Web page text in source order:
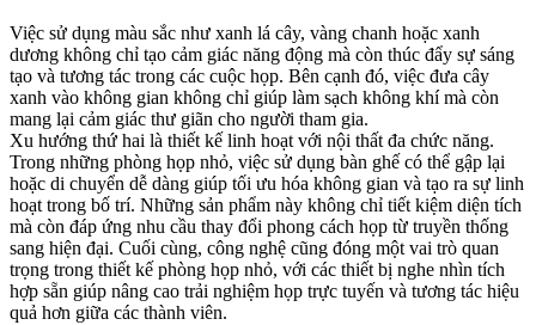
Việc sử dụng màu sắc như xanh lá cây, vàng chanh hoặc xanh
dương không chỉ tạo cảm giác năng động mà còn thúc đẩy sự sáng
tạo và tương tác trong các cuộc họp. Bên cạnh đó, việc đưa cây
xanh vào không gian không chỉ giúp làm sạch không khí mà còn
mang lại cảm giác thư giãn cho người tham gia.
Xu hướng thứ hai là thiết kế linh hoạt với nội thất đa chức năng.
Trong những phòng họp nhỏ, việc sử dụng bàn ghế có thể gập lại
hoặc di chuyển dễ dàng giúp tối ưu hóa không gian và tạo ra sự linh
hoạt trong bố trí. Những sản phẩm này không chỉ tiết kiệm diện tích
mà còn đáp ứng nhu cầu thay đổi phong cách họp từ truyền thống
sang hiện đại. Cuối cùng, công nghệ cũng đóng một vai trò quan
trọng trong thiết kế phòng họp nhỏ, với các thiết bị nghe nhìn tích
hợp sẵn giúp nâng cao trải nghiệm họp trực tuyến và tương tác hiệu
quả hơn giữa các thành viên.